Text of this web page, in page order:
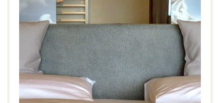
Genussdorf Gmachl****, Salzburg
GENIESSEN LIFESTYLE WELLNESS
Bergheim,Dorfleben ,Genussdorf,Gmachl,
Mozart,Salzburg,Vitarium, Wellness